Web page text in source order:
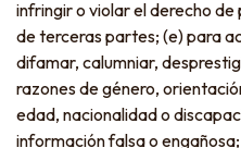
infringir o violar el derecho
de terceras partes; (e) para
difamar, calumniar,
razones de género,
edad, nacionalidad o
información falsa o